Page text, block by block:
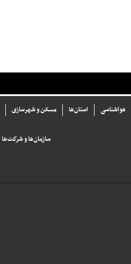
مسکن و شهرسازی استان‌ها
هواشناسی
سازما‌ن‌ها و شركت‌ها